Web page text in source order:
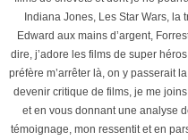
Indiana Jones, Les Star Wars, la
Edward aux mains d’argent,
dire, j’adore les films de super
préfère m’arrêter là, on y passerait
devenir critique de films, je me
et en vous donnant une analyse
témoignage, mon ressentit et en